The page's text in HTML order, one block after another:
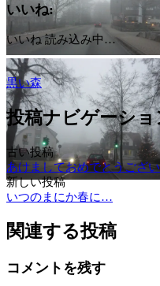
いいね:
いいね 読み込み中…
黒い森
投稿ナビゲーショ
古い投稿
あけましておめでとうござ
新しい投稿
いつのまにか春に…
関連する投稿
コメントを残す